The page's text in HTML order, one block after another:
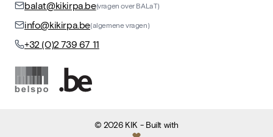
balat@kikirpa.be(vragen over BALaT)
info@kikirpa.be(algemene vragen)
+32 (0)2 739 67 11
©2026 KIK - Built with